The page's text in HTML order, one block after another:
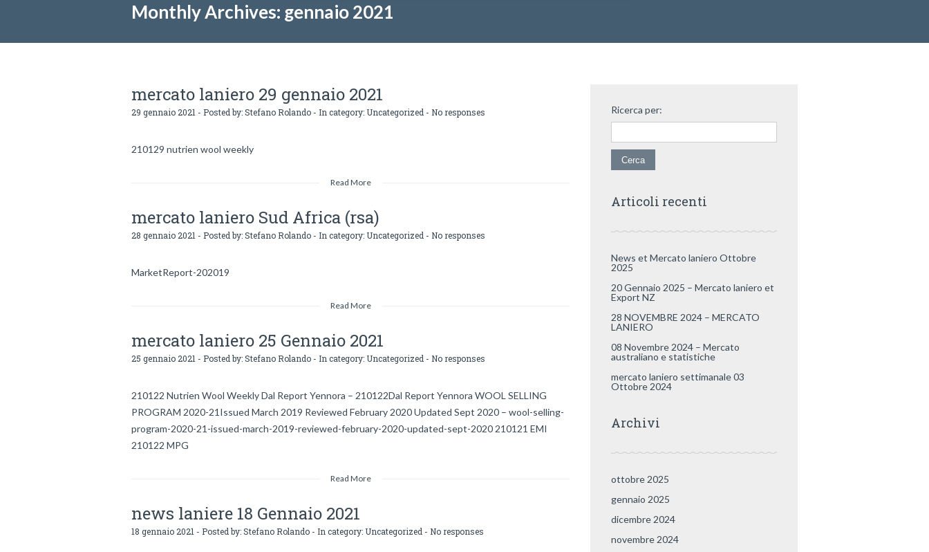
Monthly Archives: gennaio 2021
mercato laniero 29 gennaio 2021
29 gennaio 2021 - Posted by:Stefano Rolando - In category: Uncategorized - No responses
210129 nutrien wool weekly
Read More
mercato laniero Sud Africa (rsa)
28 gennaio 2021 - Posted by:Stefano Rolando - In category: Uncategorized - No responses
MarketReport-202019
Read More
mercato laniero 25 Gennaio 2021
25 gennaio 2021 - Posted by:Stefano Rolando - In category: Uncategorized - No responses
210122 Nutrien Wool Weekly Dal Report Yennora – 210122Dal Report Yennora WOOL SELLING
PROGRAM 2020-21Issued March 2019 Reviewed February 2020 Updated Sept 2020 – wool-selling-
program-2020-21-issued-march-2019-reviewed-february-2020-updated-sept-2020 210121 EMI
210122 MPG
Read More
news laniere 18 Gennaio 2021
18 gennaio 2021 - Posted by:Stefano Rolando - In category: Uncategorized - No responses
Ricerca per:
Articoli recenti
News et Mercato laniero Ottobre
2025
20 Gennaio 2025 – Mercato laniero et
Export NZ
28 NOVEMBRE 2024 – MERCATO
LANIERO
08 Novembre 2024 – Mercato
australiano e statistiche
mercato laniero settimanale 03
Ottobre 2024
Archivi
ottobre 2025
gennaio 2025
dicembre 2024
novembre 2024